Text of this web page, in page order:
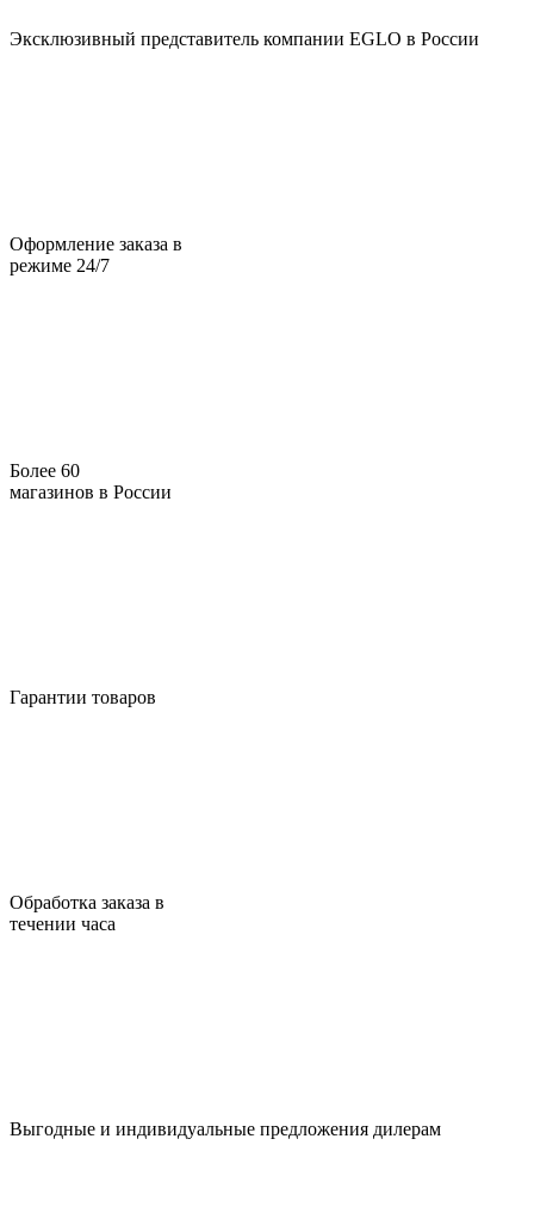
Эксклюзивный представитель компании EGLO в России
Оформление заказа в
режиме 24/7
Более 60
магазинов в России
Гарантии товаров
Обработка заказа в
течении часа
Выгодные и индивидуальные предложения дилерам